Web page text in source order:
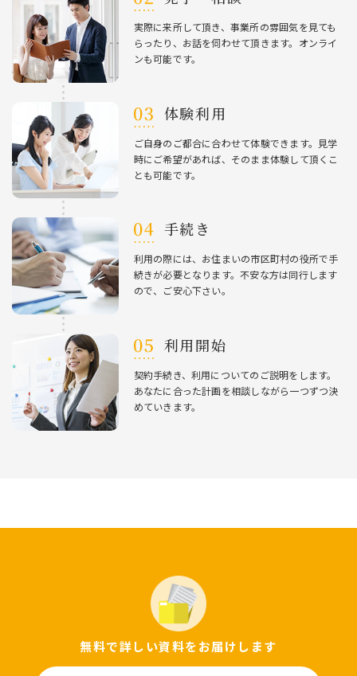
実際に来所して頂き、事業所の雰囲気を⾒ても
らったり、お話を伺わせて頂きます。オンライ
ンも可能です。
体験利⽤
ご⾃⾝のご都合に合わせて体験できます。⾒学
時にご希望があれば、そのまま体験して頂くこ
とも可能です。
⼿続き
利⽤の際には、お住まいの市区町村の役所で⼿
続きが必要となります。不安な⽅は同⾏します
ので、ご安⼼下さい。
利⽤開始
契約⼿続き、利⽤についてのご説明をします。
あなたに合った計画を相談しながら⼀つずつ決
めていきます。
無料で詳しい資料をお届けします